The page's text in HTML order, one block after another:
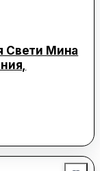
Свети Мина